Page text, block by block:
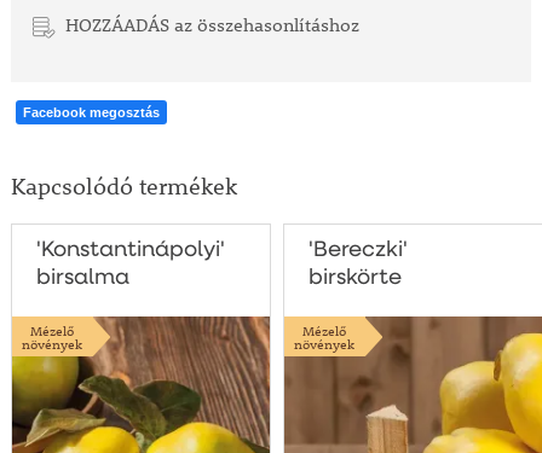
HOZZÁADÁS az összehasonlításhoz
Facebook megosztás
Kapcsolódó termékek
'Konstantinápolyi'
birsalma
Mézelő
növények
'Bereczki'
birskörte
Mézelő
növények